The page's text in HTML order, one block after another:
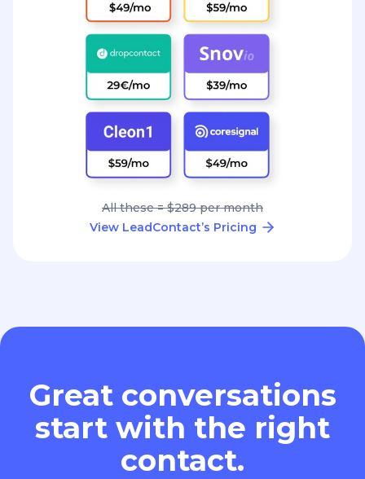
All these = $289 per month
View LeadContact’s Pricing
Great conversations
start with the right
contact.